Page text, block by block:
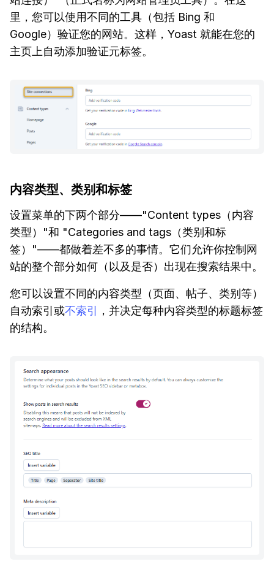
里，您可以使用不同的工具（包括 Bing 和
Google）验证您的网站。这样，Yoast 就能在您的
主页上自动添加验证元标签。
内容类型、类别和标签
设置菜单的下两个部分——"Content types（内容
类型）"和 "Categories and tags（类别和标
签）"——都做着差不多的事情。它们允许你控制网
站的整个部分如何（以及是否）出现在搜索结果中。
您可以设置不同的内容类型（页面、帖子、类别等）
自动索引或不索引 ，并决定每种内容类型的标题标签
的结构。